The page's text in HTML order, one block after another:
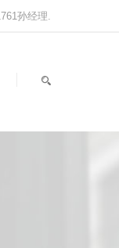
孙经理.